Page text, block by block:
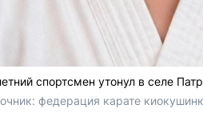
спортсмен утонул в селе
федерация карате